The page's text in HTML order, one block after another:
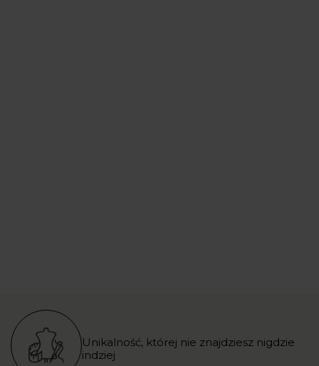
Unikalność, której nie znajdziesz nigdzie
indziej